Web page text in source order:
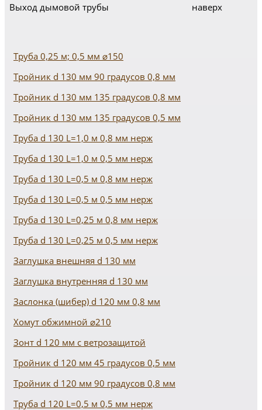
Выход дымовой трубы
наверх
Труба 0,25 м; 0,5 мм ⌀150
Тройник d 130 мм 90 градусов 0,8 мм
Тройник d 130 мм 135 градусов 0,8 мм
Тройник d 130 мм 135 градусов 0,5 мм
Труба d 130 L=1,0 м 0,8 мм нерж
Труба d 130 L=1,0 м 0,5 мм нерж
Труба d 130 L=0,5 м 0,8 мм нерж
Труба d 130 L=0,5 м 0,5 мм нерж
Труба d 130 L=0,25 м 0,8 мм нерж
Труба d 130 L=0,25 м 0,5 мм нерж
Заглушка внешняя d 130 мм
Заглушка внутренняя d 130 мм
Заслонка (шибер) d 120 мм 0,8 мм
Хомут обжимной ⌀210
Зонт d 120 мм с ветрозащитой
Тройник d 120 мм 45 градусов 0,5 мм
Тройник d 120 мм 90 градусов 0,8 мм
Труба d 120 L=0,5 м 0,5 мм нерж